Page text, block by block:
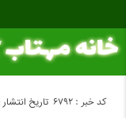
تاریخ انتشار : سه‌شنبه کد خبر : 6792